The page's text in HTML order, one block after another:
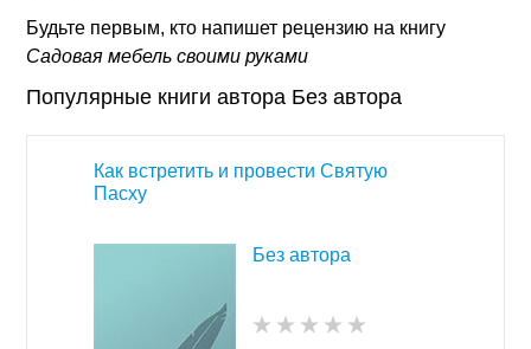
Будьте первым, кто напишет рецензию на книгу
Садовая мебель своими руками
Популярные книги автора Без автора
Как встретить и провести Святую
Пасху
Без автора